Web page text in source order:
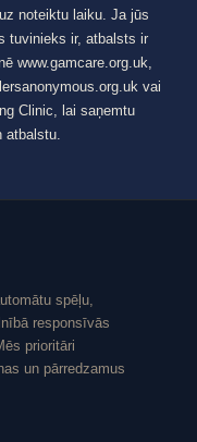
noteiktu laiku. Ja jūs
tuvinieks ir, atbalsts ir
www.gamcare.org.uk,
vai
Clinic, lai saņemtu
atbalstu.
spēļu,
responsīvās
prioritāri
un pārredzamus